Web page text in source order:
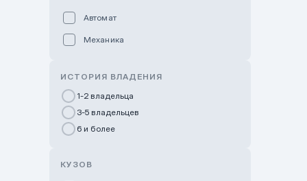
GWM Nurly Zhol
Chery Astana
Автомат
Механика
ИСТОРИЯ ВЛАДЕНИЯ
1-2 владельца
3-5 владельцев
6 и более
КУЗОВ